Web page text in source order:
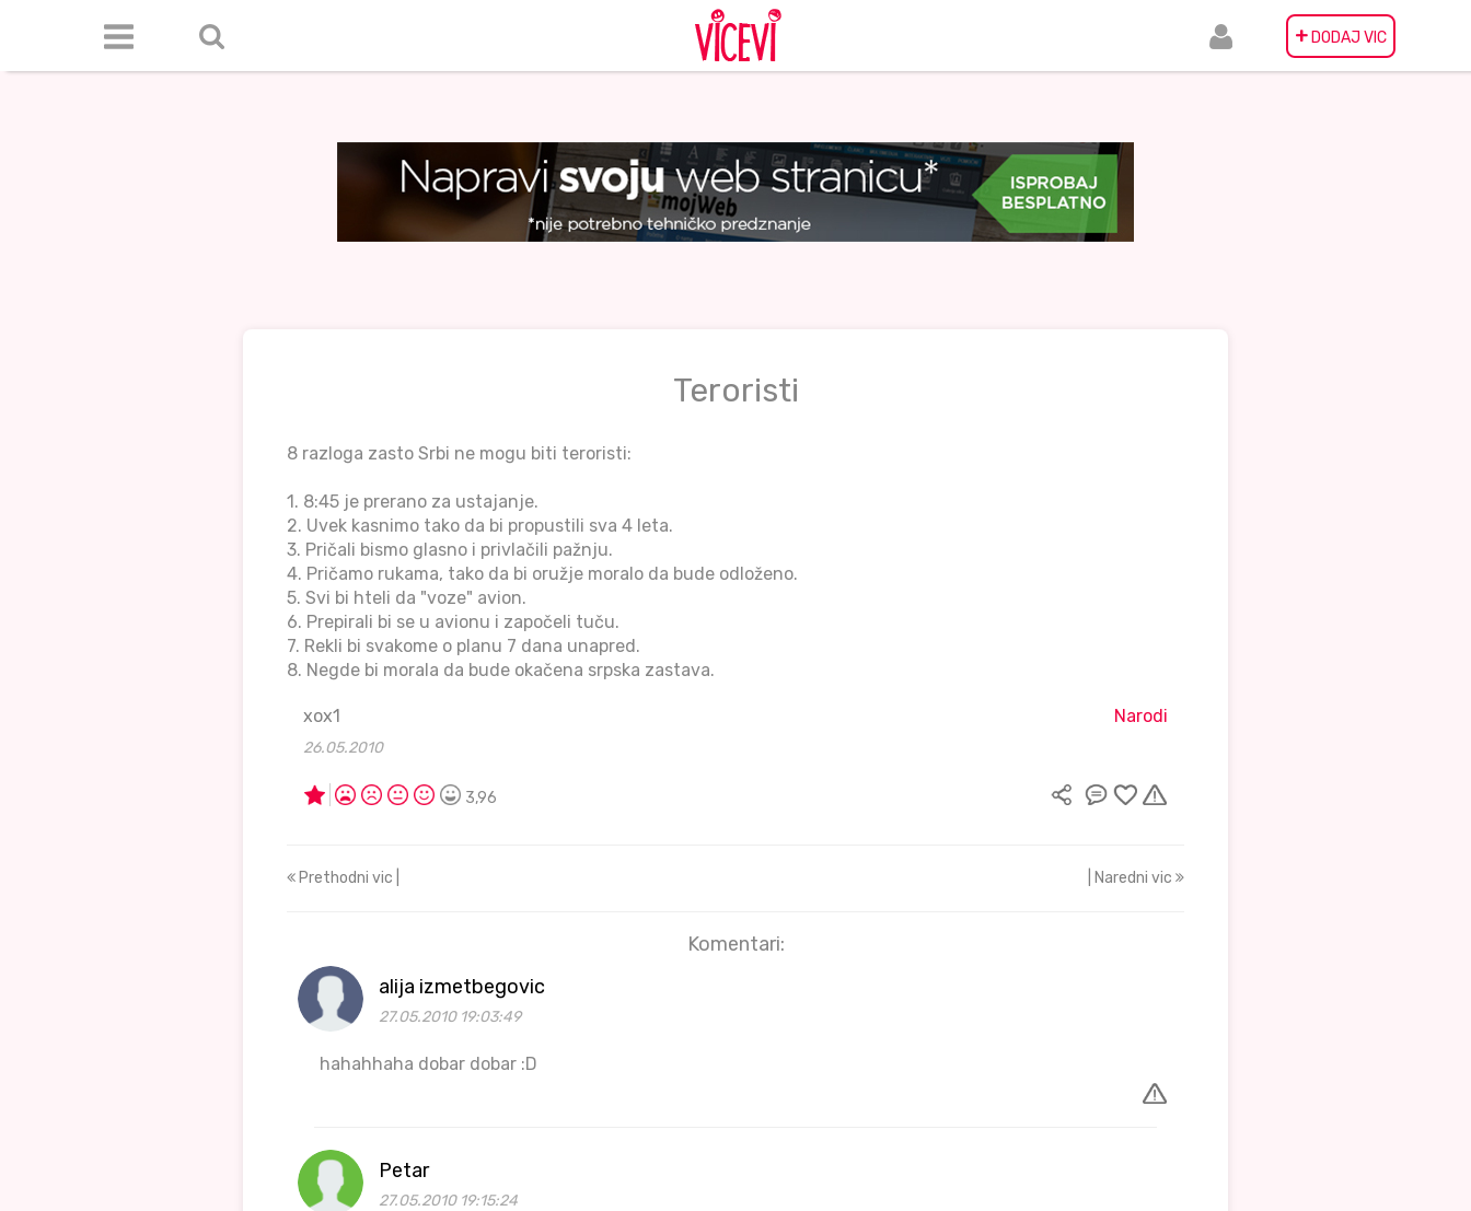
+ DODAJ VIC
Teroristi
8 razloga zasto Srbi ne mogu biti teroristi:
1. 8:45 je prerano za ustajanje.
2. Uvek kasnimo tako da bi propustili sva 4 leta.
3. Pričali bismo glasno i privlačili pažnju.
4. Pričamo rukama, tako da bi oružje moralo da bude odloženo.
5. Svi bi hteli da "voze" avion.
6. Prepirali bi se u avionu i započeli tuču.
7. Rekli bi svakome o planu 7 dana unapred.
8. Negde bi morala da bude okačena srpska zastava.
xox1
26.05.2010
Narodi
3,96
Prethodni vic | | Naredni vic
Komentari:
alija izmetbegovic
27.05.2010 19:03:49
hahahhaha dobar dobar :D
Petar
27.05.2010 19:15:24